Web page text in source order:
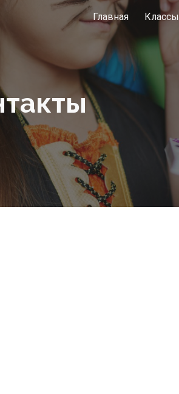
Skip to navigation
Главная Классы